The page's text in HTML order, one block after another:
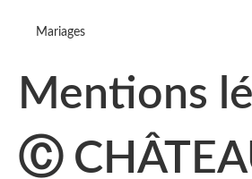
Mariages
Mentions
Ⓒ